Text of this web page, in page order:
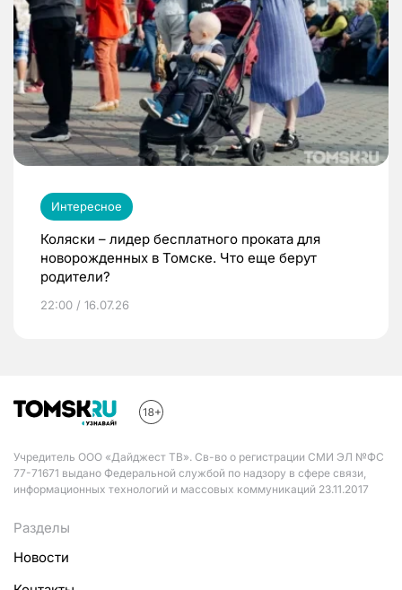
Интересное
Коляски – лидер бесплатного проката для
новорожденных в Томске. Что еще берут
родители?
22:00 / 16.07.26
Учредитель ООО «Дайджест ТВ». Св-во о регистрации СМИ ЭЛ №ФС
77-71671 выдано Федеральной службой по надзору в сфере связи,
информационных технологий и массовых коммуникаций 23.11.2017
Разделы
Новости